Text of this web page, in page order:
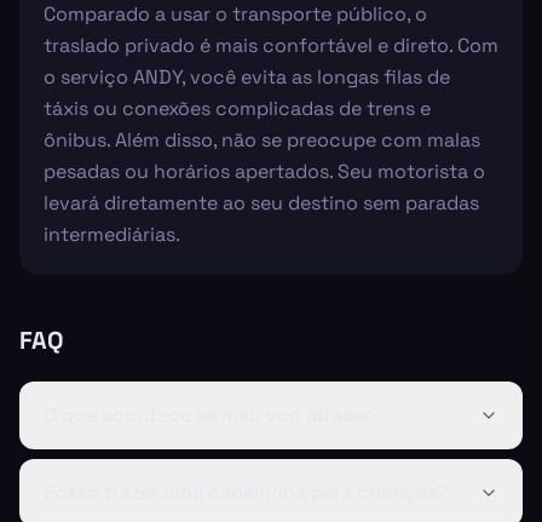
Comparado a usar o transporte público, o
traslado privado é mais confortável e direto. Com
o serviço ANDY, você evita as longas filas de
táxis ou conexões complicadas de trens e
ônibus. Além disso, não se preocupe com malas
pesadas ou horários apertados. Seu motorista o
levará diretamente ao seu destino sem paradas
intermediárias.
FAQ